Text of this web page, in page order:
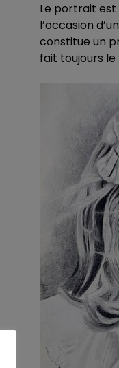
Le portrait est
l’occasion
constitue un
fait toujours